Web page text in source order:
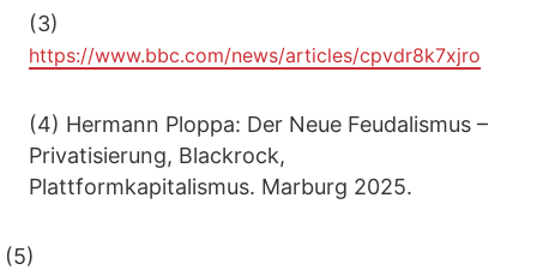
(3)
https://www.bbc.com/news/articles/cpvdr8k7xjro
(4) Hermann Ploppa: Der Neue Feudalismus –
Privatisierung, Blackrock,
Plattformkapitalismus. Marburg 2025.
(5)